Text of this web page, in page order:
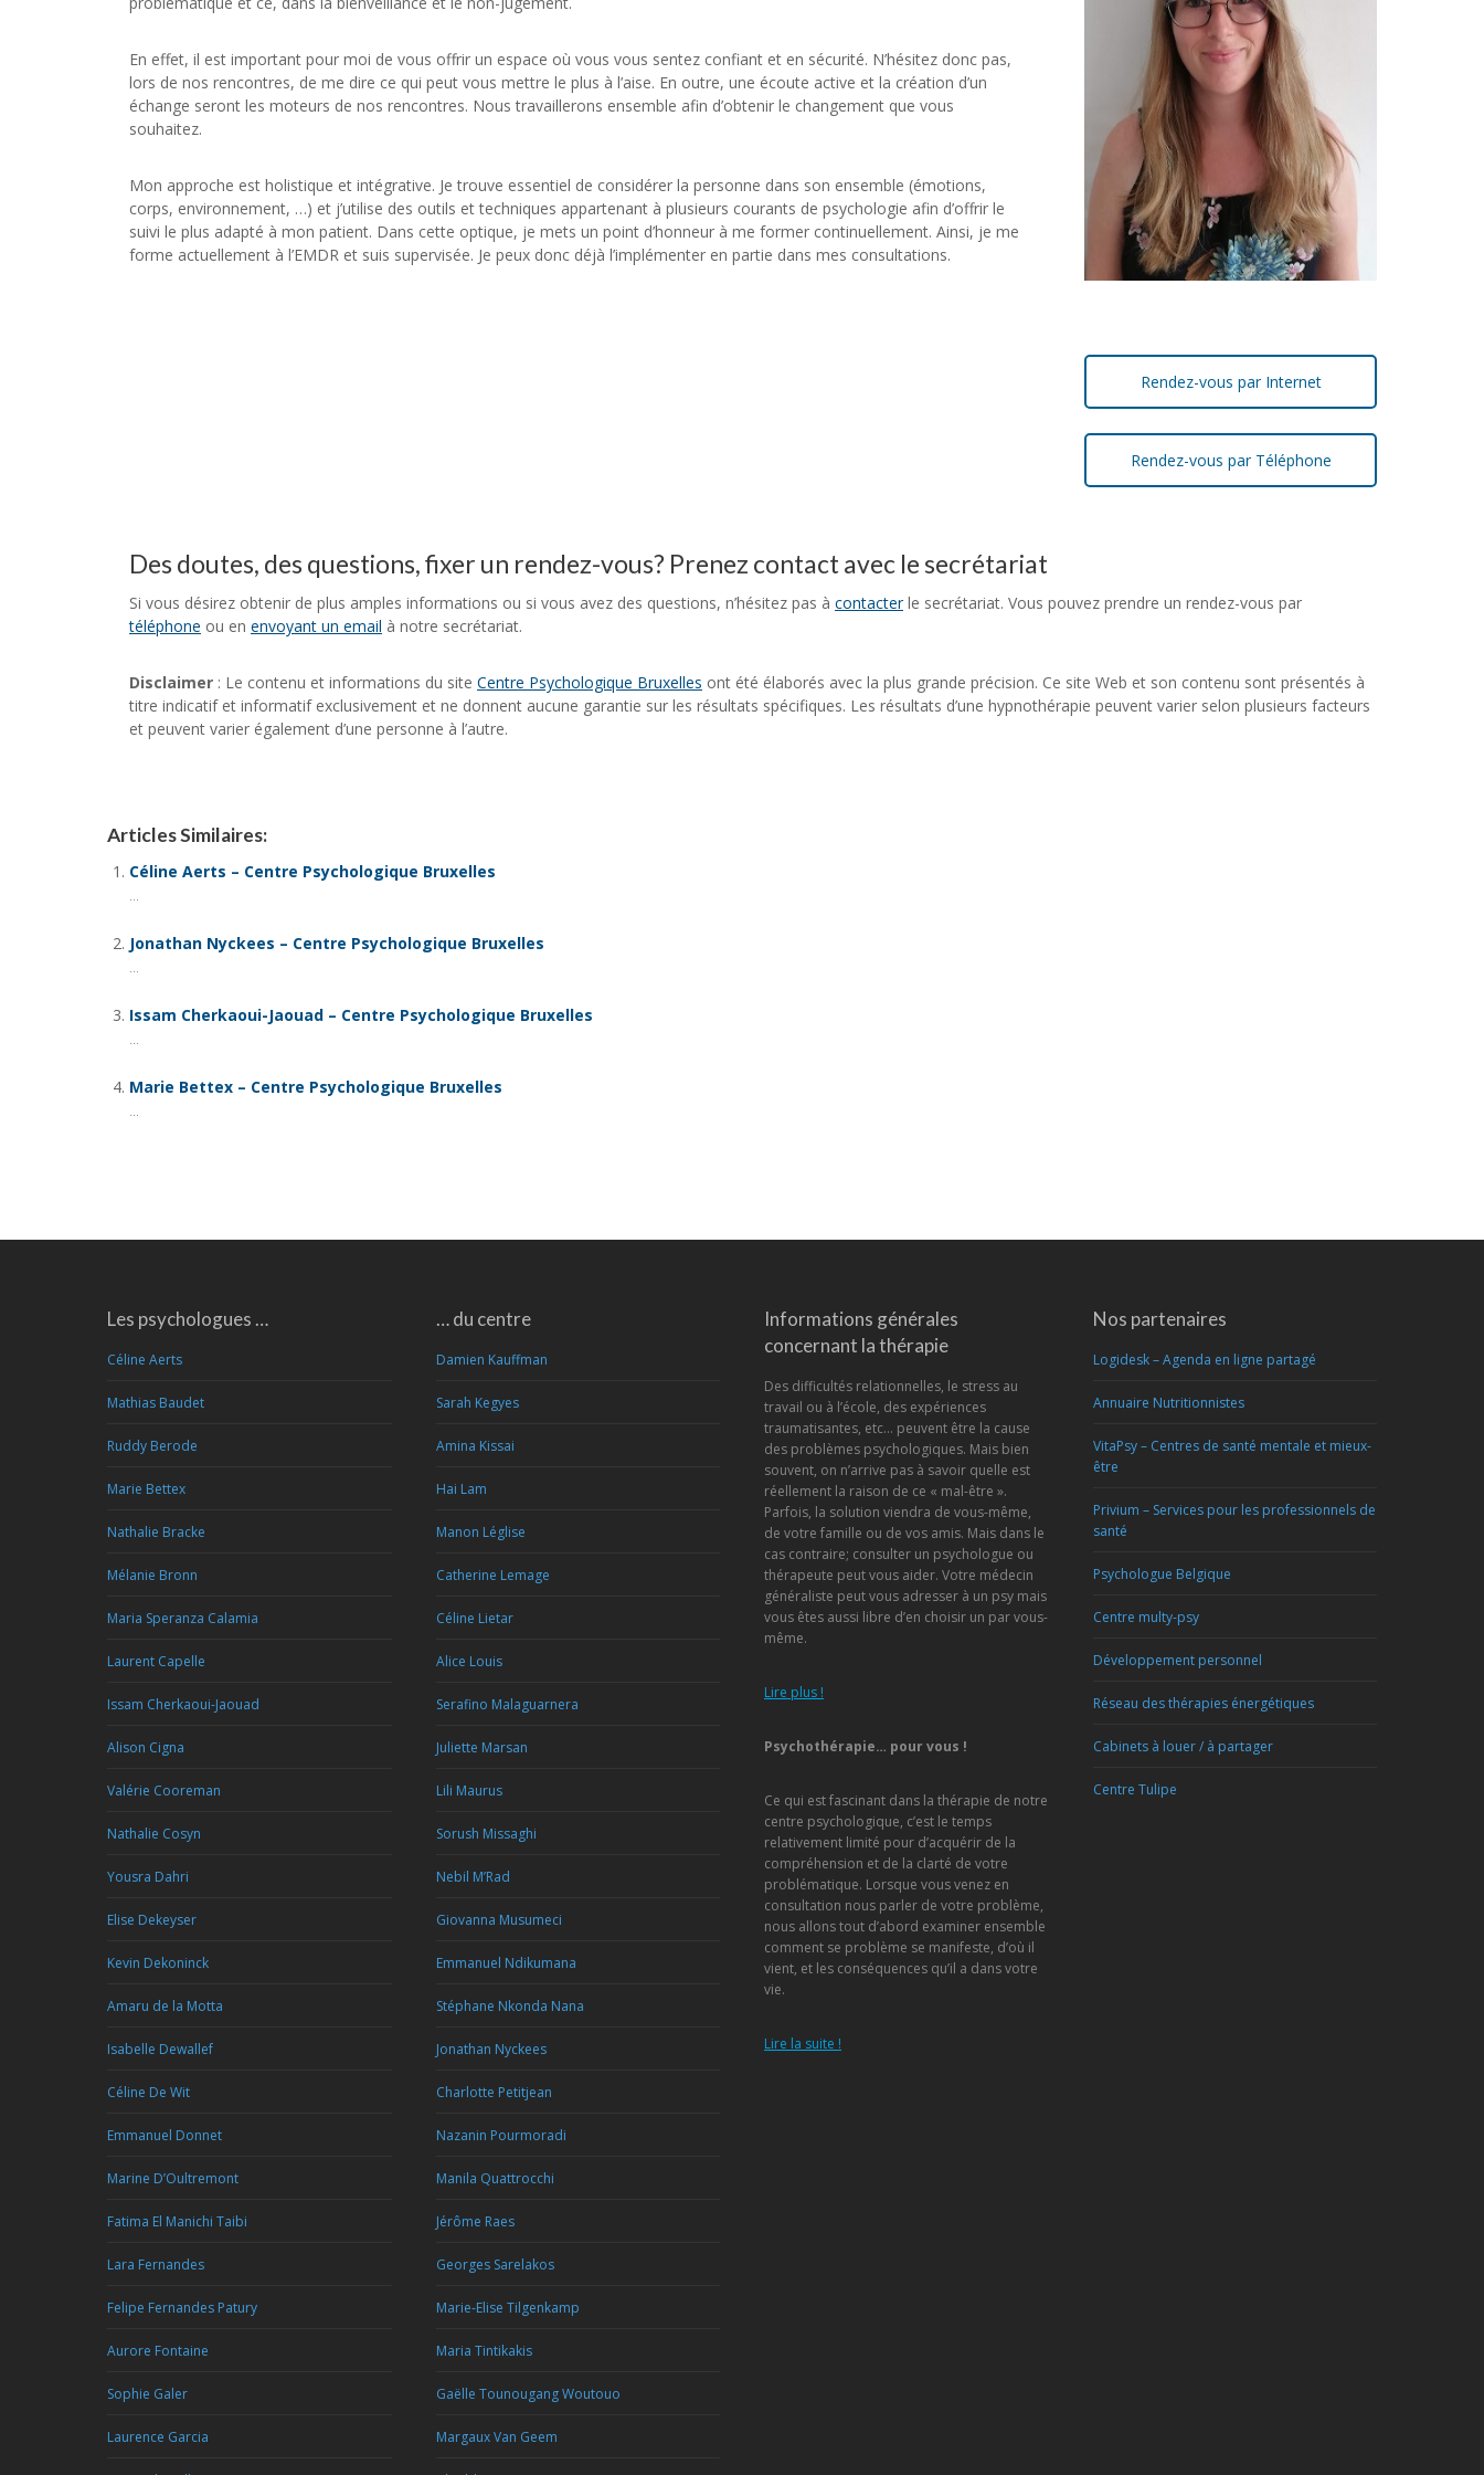
En effet, il est important pour moi de vous offrir un espace où vous vous sentez confiant et en sécurité. N’hésitez donc pas,
lors de nos rencontres, de me dire ce qui peut vous mettre le plus à l’aise. En outre, une écoute active et la création d’un
échange seront les moteurs de nos rencontres. Nous travaillerons ensemble afin d’obtenir le changement que vous
souhaitez.
Mon approche est holistique et intégrative. Je trouve essentiel de considérer la personne dans son ensemble (émotions,
corps, environnement, …) et j’utilise des outils et techniques appartenant à plusieurs courants de psychologie afin d’offrir le
suivi le plus adapté à mon patient. Dans cette optique, je mets un point d’honneur à me former continuellement. Ainsi, je me
forme actuellement à l’EMDR et suis supervisée. Je peux donc déjà l’implémenter en partie dans mes consultations.
Rendez-vous par Internet
Rendez-vous par Téléphone
Des doutes, des questions, fixer un rendez-vous? Prenez contact avec le secrétariat
Si vous désirez obtenir de plus amples informations ou si vous avez des questions, n’hésitez pas à contacterle secrétariat. Vous pouvez prendre un rendez-vous par
téléphone ou en envoyant un email à notre secrétariat.
Disclaimer : Le contenu et informations du site Centre Psychologique Bruxelles ont été élaborés avec la plus grande précision. Ce site Web et son contenu sont présentés à
titre indicatif et informatif exclusivement et ne donnent aucune garantie sur les résultats spécifiques. Les résultats d’une hypnothérapie peuvent varier selon plusieurs facteurs
et peuvent varier également d’une personne à l’autre.
Articles Similaires:
Céline Aerts – Centre Psychologique Bruxelles
Jonathan Nyckees – Centre Psychologique Bruxelles
Issam Cherkaoui-Jaouad – Centre Psychologique Bruxelles
Marie Bettex – Centre Psychologique Bruxelles
Les psychologues …
Céline Aerts
Mathias Baudet
Ruddy Berode
Marie Bettex
Nathalie Bracke
Mélanie Bronn
Maria Speranza Calamia
Laurent Capelle
Issam Cherkaoui-Jaouad
Alison Cigna
Valérie Cooreman
Nathalie Cosyn
Yousra Dahri
Elise Dekeyser
Kevin Dekoninck
Amaru de la Motta
Isabelle Dewallef
Céline De Wit
Emmanuel Donnet
Marine D’Oultremont
Fatima El Manichi Taibi
Lara Fernandes
Felipe Fernandes Patury
Aurore Fontaine
Sophie Galer
Laurence Garcia
… du centre
Damien Kauffman
Sarah Kegyes
Amina Kissai
Hai Lam
Manon Léglise
Catherine Lemage
Céline Lietar
Alice Louis
Serafino Malaguarnera
Juliette Marsan
Lili Maurus
Sorush Missaghi
Nebil M’Rad
Giovanna Musumeci
Emmanuel Ndikumana
Stéphane Nkonda Nana
Jonathan Nyckees
Charlotte Petitjean
Nazanin Pourmoradi
Manila Quattrocchi
Jérôme Raes
Georges Sarelakos
Marie-Elise Tilgenkamp
Maria Tintikakis
Gaëlle Tounougang Woutouo
Margaux Van Geem
Informations générales
concernant la thérapie
Des difficultés relationnelles, le stress au
travail ou à l’école, des expériences
traumatisantes, etc… peuvent être la cause
des problèmes psychologiques. Mais bien
souvent, on n’arrive pas à savoir quelle est
réellement la raison de ce « mal-être ».
Parfois, la solution viendra de vous-même,
de votre famille ou de vos amis. Mais dans le
cas contraire; consulter un psychologue ou
thérapeute peut vous aider. Votre médecin
généraliste peut vous adresser à un psy mais
vous êtes aussi libre d’en choisir un par vous-
même.
Lire plus !
Psychothérapie… pour vous !
Ce qui est fascinant dans la thérapie de notre
centre psychologique, c’est le temps
relativement limité pour d’acquérir de la
compréhension et de la clarté de votre
problématique. Lorsque vous venez en
consultation nous parler de votre problème,
nous allons tout d’abord examiner ensemble
comment se problème se manifeste, d’où il
vient, et les conséquences qu’il a dans votre
vie.
Lire la suite !
Nos partenaires
Logidesk – Agenda en ligne partagé
Annuaire Nutritionnistes
VitaPsy – Centres de santé mentale et mieux-
être
Privium – Services pour les professionnels de
santé
Psychologue Belgique
Centre multy-psy
Développement personnel
Réseau des thérapies énergétiques
Cabinets à louer / à partager
Centre Tulipe